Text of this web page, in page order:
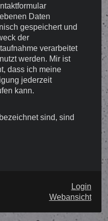
Daten
gespeichert und
der
verarbeitet
werden. Mir ist
dass ich meine
jederzeit
kann.
sind, sind
Login
Webansicht